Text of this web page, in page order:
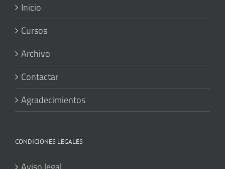
Inicio
Cursos
Archivo
Contactar
Agradecimientos
CONDICIONES LEGALES